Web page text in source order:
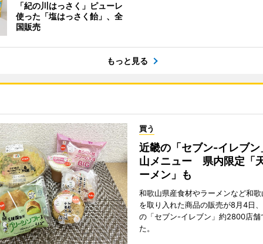
「紀の川はっさく」ピューレ
使った「塩はっさく飴」、全
国販売
もっと見る
買う
近畿の「セブン-イレブン
山メニュー 県内限定「
ーメン」も
和歌山県産食材やラーメンなど和
を取り入れた商品の販売が8月4日
の「セブン-イレブン」約2800店舗
た。